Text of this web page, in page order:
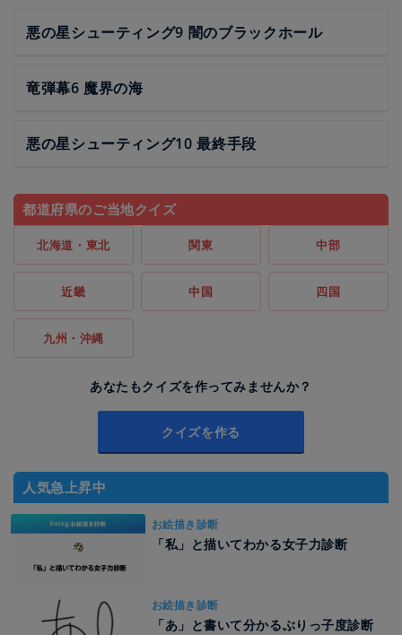
悪の星シューティング9 闇のブラックホール
竜弾幕6 魔界の海
悪の星シューティング10 最終手段
都道府県のご当地クイズ
北海道・東北 関東 中部
近畿 中国 四国
九州・沖縄
あなたもクイズを作ってみませんか？
クイズを作る
人気急上昇中
お絵描き診断
「私」と描いてわかる女子力診断
お絵描き診断
「あ」と書いて分かるぶりっ子度診断